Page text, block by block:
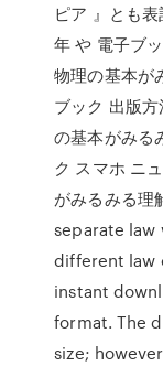
ピア 』とも
年 や 電子ブ
物理の基本が
ブック 出版
の基本がみる
ク スマホ ニ
がみるみる理
separate
different law
instant
format. The
size;